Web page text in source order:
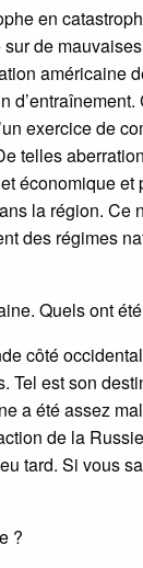
en
de
américaine
exercice de
telles
économique
la région. Ce
des régimes
Quels ont
côté
Tel est son
a été assez
de la
tard. Si vous
?